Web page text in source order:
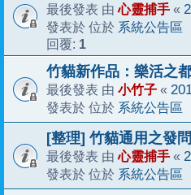
最後發表 由心靈捕手 «
發表於 位於 系統公告區
回覆: 1
竹貓新作品：樂活之
最後發表 由 小竹子 «
發表於 位於 系統公告區
[整理] 竹貓通用之發
最後發表 由心靈捕手 «
發表於 位於 系統公告區